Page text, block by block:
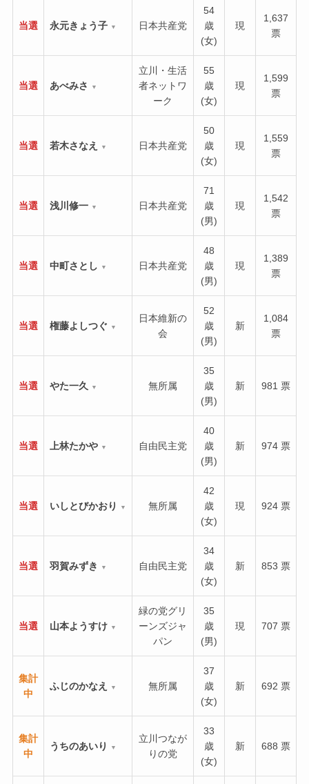
当選 永元きょう子 ▼ 日本共産党
54
歳
(女)
現
1,637
票
当選 あべみさ ▼
立川・生活
者ネットワ
ーク
55
歳
(女)
現
1,599
票
当選 若木さなえ ▼ 日本共産党
50
歳
(女)
現
1,559
票
当選 浅川修一 ▼ 日本共産党
71
歳
(男)
現
1,542
票
当選 中町さとし ▼ 日本共産党
48
歳
(男)
現
1,389
票
当選 権藤よしつぐ ▼
日本維新の
会
52
歳
(男)
新
1,084
票
当選 やた一久 ▼ 無所属
35
歳
(男)
新 981 票
当選 上林たかや ▼ 自由民主党
40
歳
(男)
新 974 票
当選 いしとびかおり ▼ 無所属
42
歳
(女)
現 924 票
当選 羽賀みずき ▼ 自由民主党
34
歳
(女)
新 853 票
当選 山本ようすけ ▼
緑の党グリ
ーンズジャ
パン
35
歳
(男)
現 707 票
集計
中
ふじのかなえ ▼ 無所属
37
歳
(女)
新 692 票
集計
中
うちのあいり ▼
立川つなが
りの党
33
歳
(女)
新 688 票